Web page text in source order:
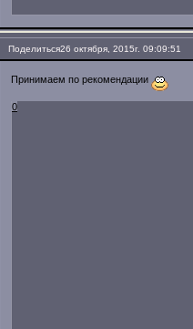
Поделиться26 октября, 2015г. 09:09:51
Принимаем по рекомендации
0